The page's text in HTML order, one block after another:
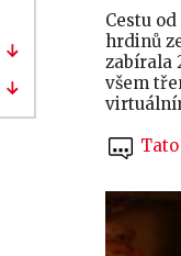
Cestu
hrdinů
zabírala
všem